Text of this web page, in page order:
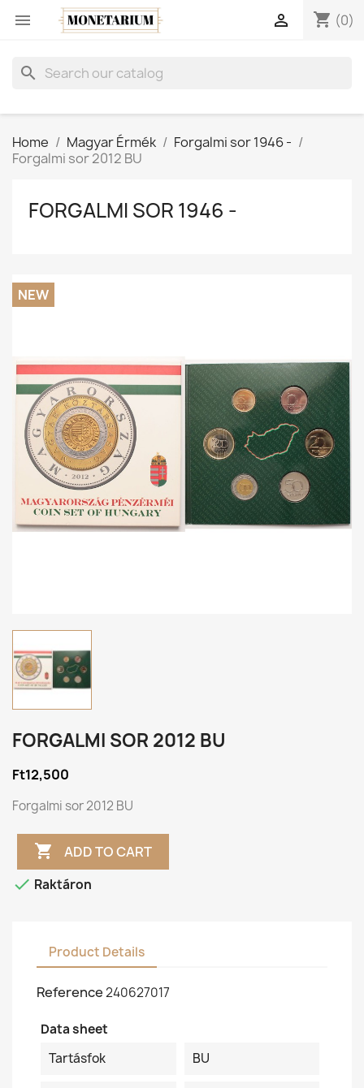
 shopping_cart (0)

search
Home Magyar Érmék
Forgalmi sor 1946 -
Forgalmi sor 2012 BU
FORGALMI SOR 1946 -
NEW
FORGALMI SOR 2012 BU
Ft12,500
Forgalmi sor 2012 BU
 ADD TO CART
 Raktáron
Product Details
Reference240627017
Data sheet
Tartásfok
BU